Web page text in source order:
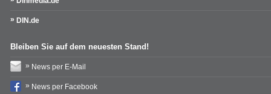
DIN.de
Bleiben Sie auf dem neuesten Stand!
News per E-Mail
News per Facebook